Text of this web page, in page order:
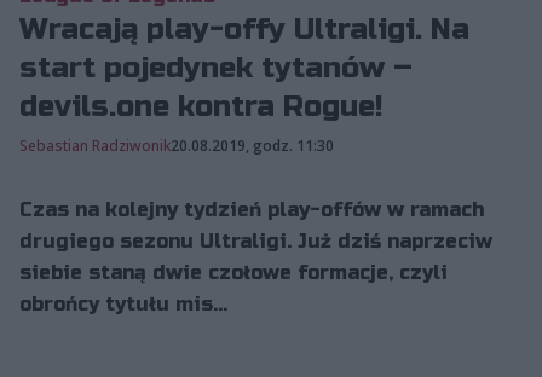
Wracają play-offy Ultraligi. Na
start pojedynek tytanów –
devils.one kontra Rogue!
Sebastian Radziwonik20.08.2019, godz. 11:30
Czas na kolejny tydzień play-offów w ramach
drugiego sezonu Ultraligi. Już dziś naprzeciw
siebie staną dwie czołowe formacje, czyli
obrońcy tytułu mis...